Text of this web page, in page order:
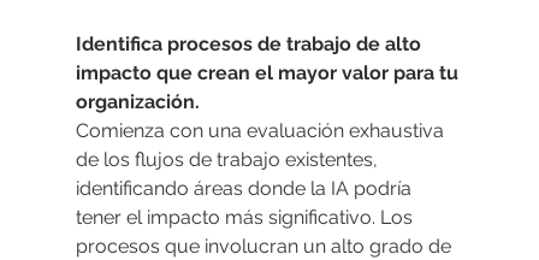
Identifica procesos de trabajo de alto
impacto que crean el mayor valor para tu
organización.
Comienza con una evaluación exhaustiva
de los flujos de trabajo existentes,
identificando áreas donde la IA podría
tener el impacto más significativo. Los
procesos que involucran un alto grado de